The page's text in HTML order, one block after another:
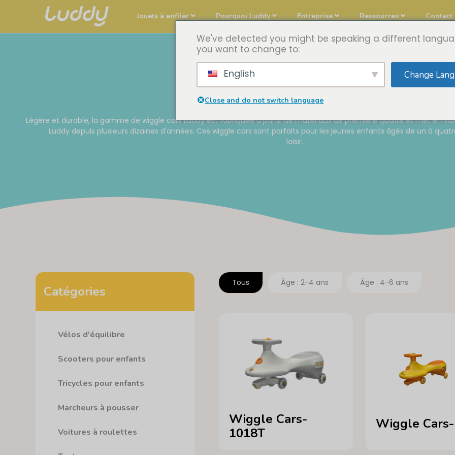
Jouets à enfiler Pourquoi Luddy Entreprise Ressources Contact
Wiggle Cars
Légère et durable, la gamme de wiggle cars Luddy est fabriquée à partir de matériaux de première qualité et met en
Luddy depuis plusieurs dizaines d'années. Ces wiggle cars sont parfaits pour les jeunes enfants âgés de un à
loisir.
Catégories
Vélos d'équilibre
Scooters pour enfants
Tricycles pour enfants
Marcheurs à pousser
Voitures à roulettes
Tous Âge : 2-4 ans Âge : 4-6 ans
Wiggle Cars-
1018T
Wiggle
We've detected you might be speaking a different
you want to change to:
English Change
Close and do not switch language